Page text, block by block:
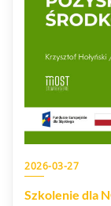
2026-03-27
Szkolenie dla